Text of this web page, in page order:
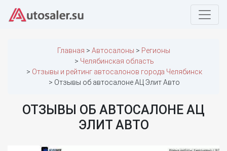
Главная Автосалоны
Регионы
Челябинская область
Отзывы и рейтинг автосалонов города Челябинск
Отзывы об автосалоне АЦ Элит Авто
ОТЗЫВЫ ОБ АВТОСАЛОНЕ АЦ
ЭЛИТ АВТО